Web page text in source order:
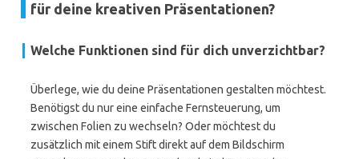
für deine kreativen Präsentationen?
Welche Funktionen sind für dich unverzichtbar?
Überlege, wie du deine Präsentationen gestalten möchtest.
Benötigst du nur eine einfache Fernsteuerung, um
zwischen Folien zu wechseln? Oder möchtest du
zusätzlich mit einem Stift direkt auf dem Bildschirm